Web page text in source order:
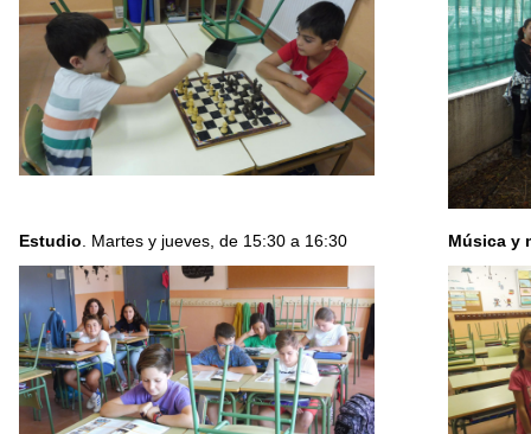
Estudio . Martes y jueves, de 15:30 a 16:30 Música y